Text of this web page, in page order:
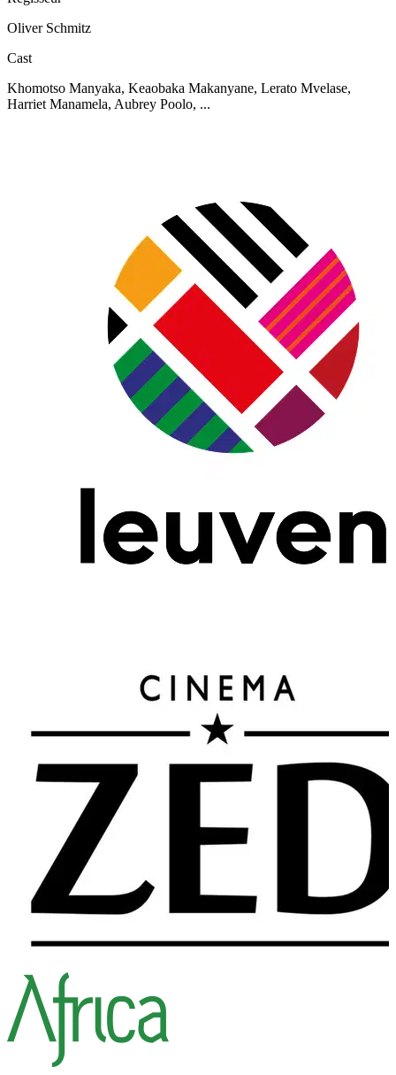
Oliver Schmitz
Cast
Khomotso Manyaka, Keaobaka Makanyane, Lerato Mvelase,
Harriet Manamela, Aubrey Poolo, ...